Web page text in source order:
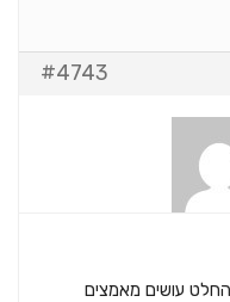
#4743
עושים מאמצים